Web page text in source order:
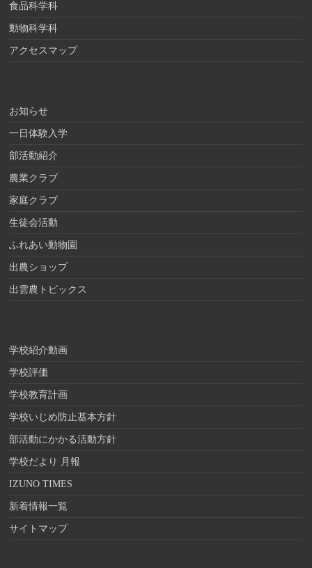
食品科学科
動物科学科
アクセスマップ
お知らせ
一日体験入学
部活動紹介
農業クラブ
家庭クラブ
生徒会活動
ふれあい動物園
出農ショップ
出雲農トピックス
学校紹介動画
学校評価
学校教育計画
学校いじめ防止基本方針
部活動にかかる活動方針
学校だより 月報
IZUNO TIMES
新着情報一覧
サイトマップ